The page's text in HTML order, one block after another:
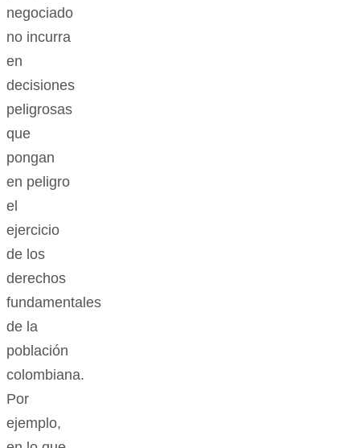
negociado
no incurra
en
decisiones
peligrosas
que
pongan
en peligro
el
ejercicio
de los
derechos
fundamentales
de la
población
colombiana.
Por
ejemplo,